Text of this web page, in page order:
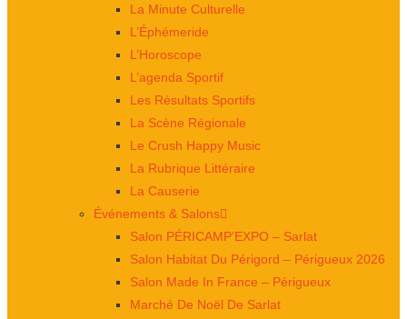
La Minute Culturelle
L’Éphémeride
L’Horoscope
L’agenda Sportif
Les Résultats Sportifs
La Scène Régionale
Le Crush Happy Music
La Rubrique Littéraire
La Causerie
Événements & Salons
Salon PÉRICAMP’EXPO – Sarlat
Salon Habitat Du Périgord – Périgueux 2026
Salon Made In France – Périgueux
Marché De Noël De Sarlat